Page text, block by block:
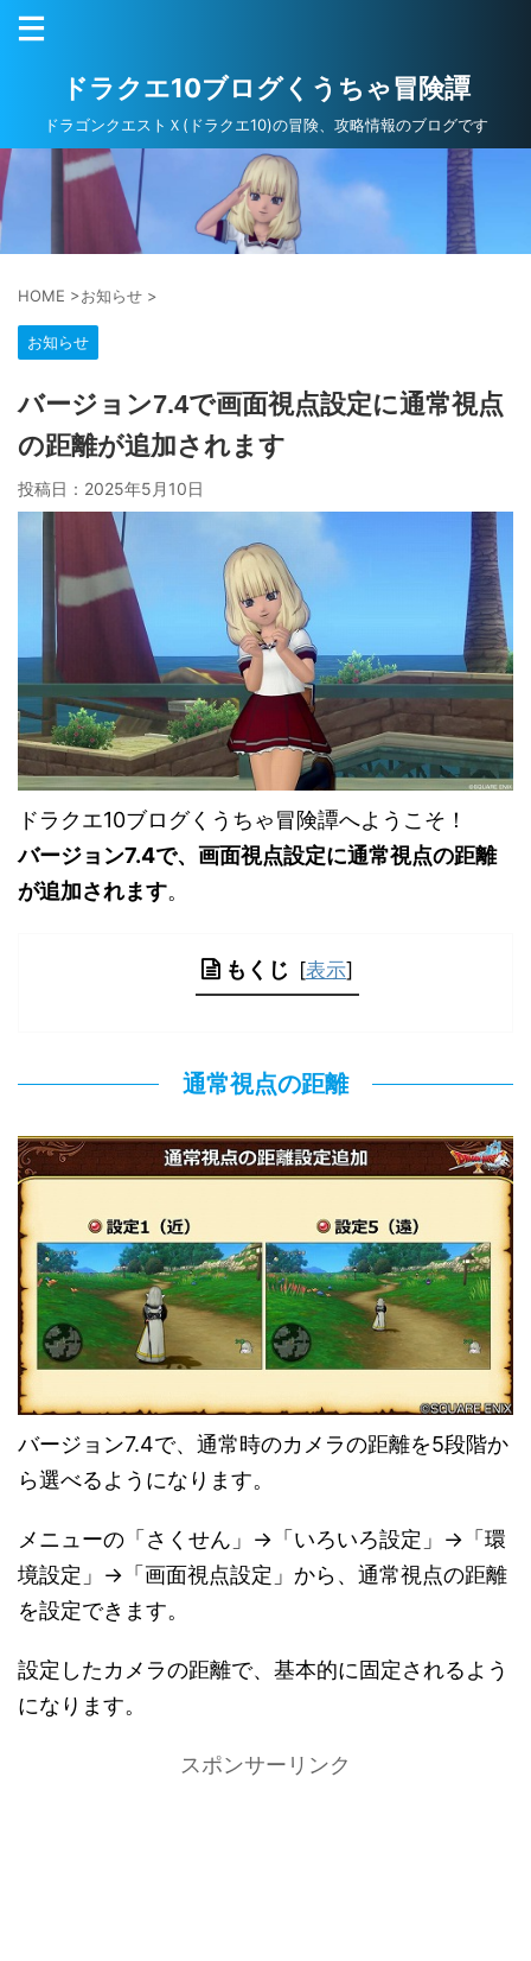
ドラクエ10ブログくうちゃ冒険譚
ドラゴンクエストＸ(ドラクエ10)の冒険、攻略情報のブログです
HOME >お知らせ >
お知らせ
バージョン7.4で画面視点設定に通常視点
の距離が追加されます
投稿日： 2025年5月10日
ドラクエ10ブログくうちゃ冒険譚へようこそ！
バージョン7.4で、画面視点設定に通常視点の距離
が追加されます。
もくじ [表示]
通常視点の距離
バージョン7.4で、通常時のカメラの距離を5段階か
ら選べるようになります。
メニューの「さくせん」→「いろいろ設定」→「環
境設定」→「画面視点設定」から、通常視点の距離
を設定できます。
設定したカメラの距離で、基本的に固定されるよう
になります。
スポンサーリンク